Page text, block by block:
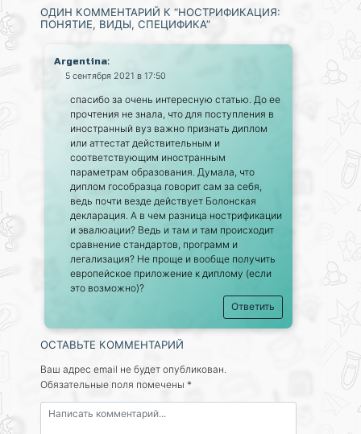
ОДИН КОММЕНТАРИЙ К “НОСТРИФИКАЦИЯ:
ПОНЯТИЕ, ВИДЫ, СПЕЦИФИКА”
Argentina:
5 сентября 2021 в 17:50
спасибо за очень интересную статью. До ее
прочтения не знала, что для поступления в
иностранный вуз важно признать диплом
или аттестат действительным и
соответствующим иностранным
параметрам образования. Думала, что
диплом гособразца говорит сам за себя,
ведь почти везде действует Болонская
декларация. А в чем разница нострификации
и эвалюации? Ведь и там и там происходит
сравнение стандартов, программ и
легализация? Не проще и вообще получить
европейское приложение к диплому (если
это возможно)?
Ответить
ОСТАВЬТЕ КОММЕНТАРИЙ
Ваш адрес email не будет опубликован.
Обязательные поля помечены *